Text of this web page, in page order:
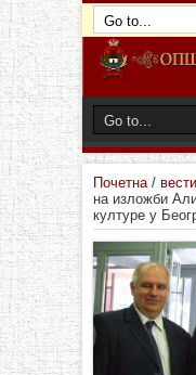
Почетна/ вести
на изложби
културе у